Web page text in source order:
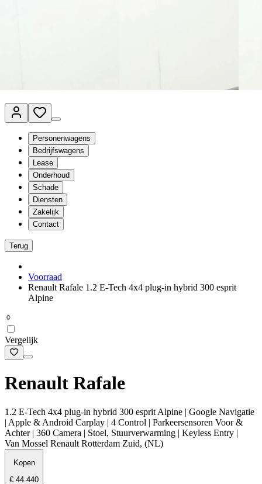
Personenwagens
Bedrijfswagens
Lease
Onderhoud
Schade
Diensten
Zakelijk
Contact
Terug
Voorraad
Renault Rafale 1.2 E-Tech 4x4 plug-in hybrid 300 esprit
Alpine
Vergelijk
Renault Rafale
1.2 E-Tech 4x4 plug-in hybrid 300 esprit Alpine | Google Navigatie
| Apple & Android Carplay | 4 Control | Parkeersensoren Voor &
Achter | 360 Camera | Stoel, Stuurverwarming | Keyless Entry |
Van Mossel Renault Rotterdam Zuid, (NL)
Kopen
€ 44.440